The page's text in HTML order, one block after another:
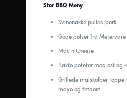
Stor BBQ Meny
Svinenakke pulled pork
Gode pølser fra Metervare
Mac n’Cheese
Bakte poteter med ost og
Grillede maiskolber
mayo og fetaost